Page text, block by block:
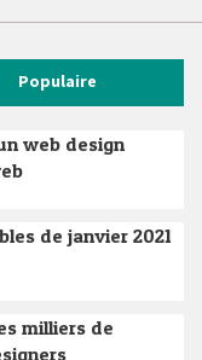
Populaire
web design
de janvier 2021
milliers de